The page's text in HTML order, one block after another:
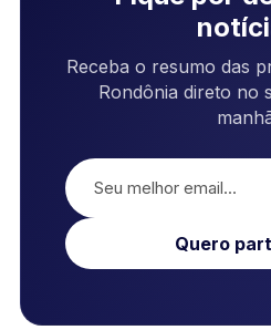
Receba o resumo das
Rondônia direto no
Quero